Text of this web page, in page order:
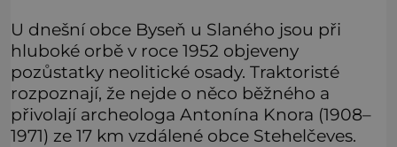
U dnešní obce Byseň u Slaného jsou při
hluboké orbě v roce 1952 objeveny
pozůstatky neolitické osady. Traktoristé
rozpoznají, že nejde o něco běžného a
přivolají archeologa Antonína Knora (1908–
1971) ze 17 km vzdálené obce Stehelčeves.